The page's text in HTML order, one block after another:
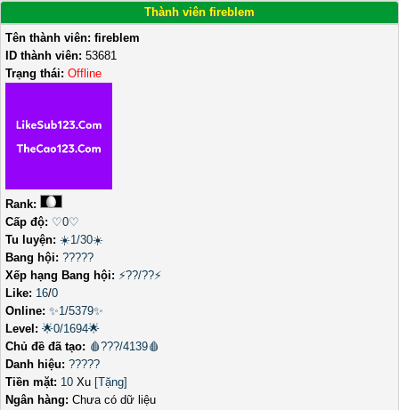
Thành viên fireblem
Tên thành viên: fireblem
ID thành viên: 53681
Trạng thái: Offline
Rank:
Cấp độ: ♡0♡
Tu luyện: ☀️1/30☀️
Bang hội: ?????
Xếp hạng Bang hội: ⚡??/??⚡
Like: 16/0
Online: ✨1/5379✨
Level: 🌟0/1694🌟
Chủ đề đã tạo: 🩸???/4139🩸
Danh hiệu: ?????
Tiền mặt: 10 Xu [Tặng]
Ngân hàng: Chưa có dữ liệu